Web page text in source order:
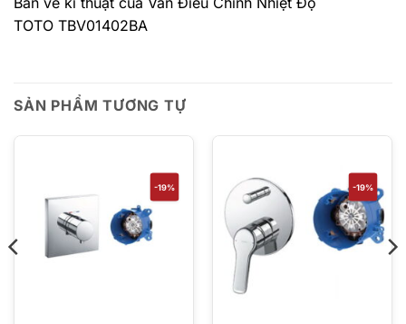
TOTO TBV01402BA
SẢN PHẨM TƯƠNG TỰ
-19% -19%